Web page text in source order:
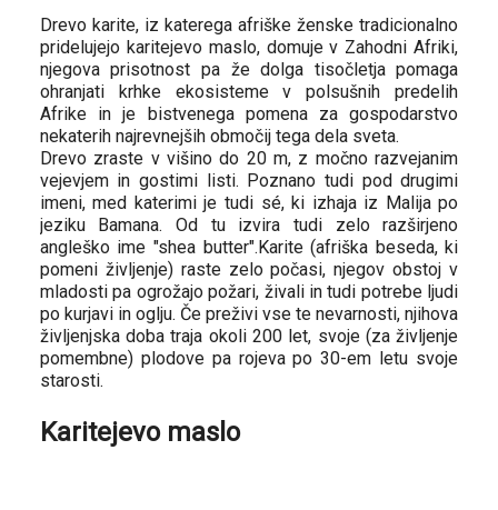
Drevo karite, iz katerega afriške ženske tradicionalno
pridelujejo karitejevo maslo, domuje v Zahodni Afriki,
njegova prisotnost pa že dolga tisočletja pomaga
ohranjati krhke ekosisteme v polsušnih predelih
Afrike in je bistvenega pomena za gospodarstvo
nekaterih najrevnejših območij tega dela sveta.
Drevo zraste v višino do 20 m, z močno razvejanim
vejevjem in gostimi listi. Poznano tudi pod drugimi
imeni, med katerimi je tudi sé, ki izhaja iz Malija po
jeziku Bamana. Od tu izvira tudi zelo razširjeno
angleško ime "shea butter".Karite (afriška beseda, ki
pomeni življenje) raste zelo počasi, njegov obstoj v
mladosti pa ogrožajo požari, živali in tudi potrebe ljudi
po kurjavi in oglju. Če preživi vse te nevarnosti, njihova
življenjska doba traja okoli 200 let, svoje (za življenje
pomembne) plodove pa rojeva po 30-em letu svoje
starosti.
Karitejevo maslo